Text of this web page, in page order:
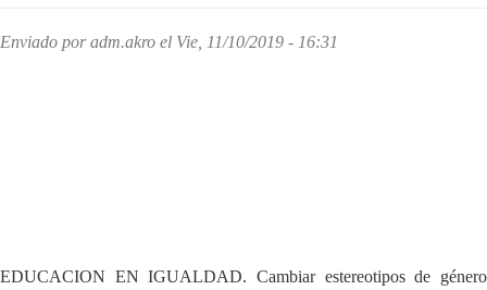
Enviado poradm.akro el Vie, 11/10/2019 - 16:31
EDUCACION EN IGUALDAD. Cambiar estereotipos de género